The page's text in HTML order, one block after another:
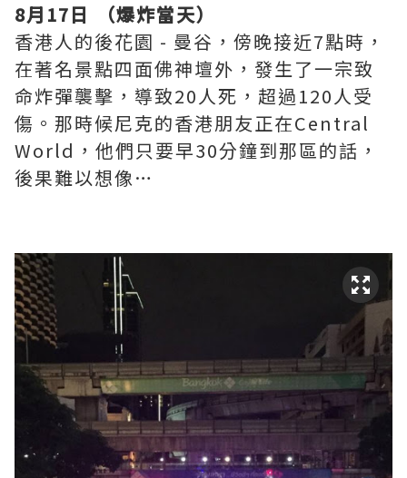
8月 17日
（爆炸當天）
香港人的後花園 - 曼谷，傍晚接近7點時，
在著名景點四面佛神壇外，發生了一宗致
命炸彈襲擊，導致20人死，超過120人受
傷。那時候尼克的香港朋友正在Central
World ，他們只要早30分鐘到那區的話，
後果難以想像…